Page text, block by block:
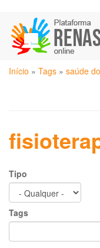
para
conteúdo
principal
Você
Início » Tags » saúde
Tipo
Tags